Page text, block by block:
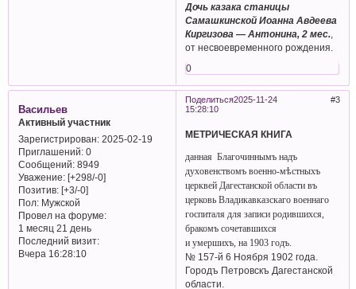
Дочь казака станицы
Самашкинской Иоанна Авдеева
Киргизова — Антонина, 2 мес.
от несвоевременного рождения.
0
Поделиться 3
2025-11-24
15:28:10
Васильев
Активный участник
Зарегистрирован: 2025-02-19
Приглашений:0
Сообщений:8949
Уважение: [+298/-0]
Позитив: [+3/-0]
Пол:Мужской
Провел на форуме:
1 месяц 21 день
Последний визит:
Вчера 16:28:10
МЕТРИЧЕСКАЯ КНИГА
данная Благочиннымъ надъ
духовенствомъ военно-мѣстныхъ
церквей Дагестанской области въ
церковь Владикавказскаго военнаго
госпиталя для записи родившихся,
бракомъ сочетавшихся
и умершихъ, на 1903 годъ.
№ 157-й 6 Ноября 1902 года.
Городъ Петровскъ Дагестанской
области.